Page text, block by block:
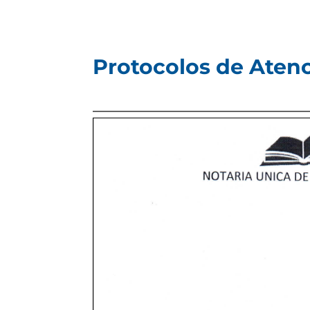
Protocolos de